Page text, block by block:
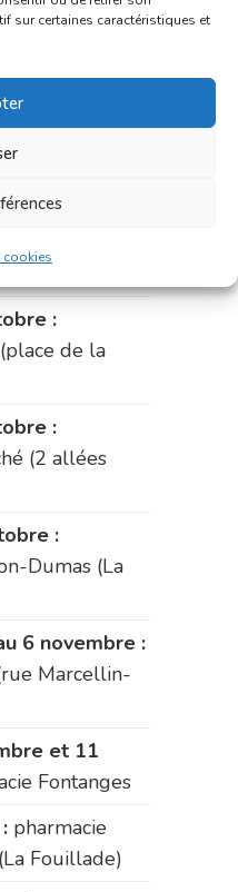
sur certaines caractéristiques et
cookies
:pharmacie
Fabre)
pharmacie
Fouillade)
:
de la
:
(2 allées
:
Dumas (La
6 novembre :
Marcellin-
et 11
Fontanges
pharmacie
Fouillade)